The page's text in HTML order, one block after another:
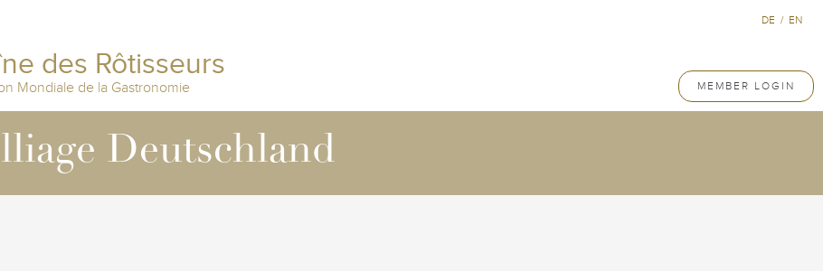
des Rôtisseurs
Mondiale de la Gastronomie MEMBER LOGIN
DE / EN
Deutschland